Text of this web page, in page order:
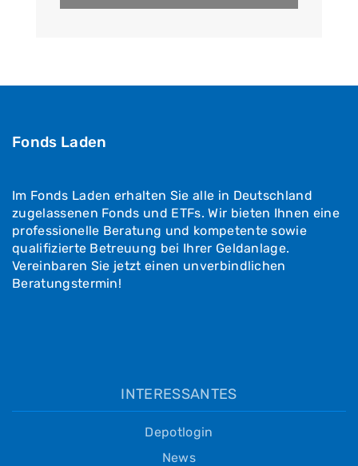
Fonds Laden
Im Fonds Laden erhalten Sie alle in Deutschland
zugelassenen Fonds und ETFs. Wir bieten Ihnen eine
professionelle Beratung und kompetente sowie
qualifizierte Betreuung bei Ihrer Geldanlage.
Vereinbaren Sie jetzt einen unverbindlichen
Beratungstermin!
INTERESSANTES
Depotlogin
News